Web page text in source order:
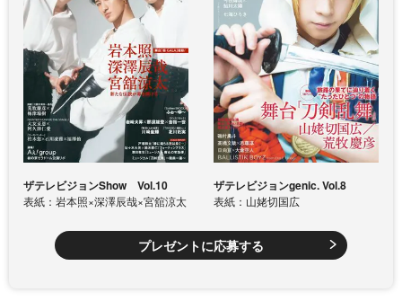
ザテレビジョンShow Vol.10
表紙：岩本照×深澤辰哉×宮舘涼太
ザテレビジョンgenic. Vol.8
表紙：山姥切国広
プレゼントに応募する